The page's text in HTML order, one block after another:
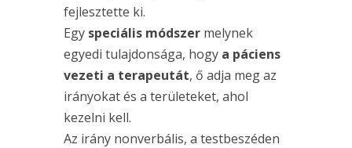
fejlesztette ki.
Egy speciális módszermelynek
egyedi tulajdonsága, hogy a páciens
vezeti a terapeutát, ő adja meg az
irányokat és a területeket, ahol
kezelni kell.
Az irány nonverbális, a testbeszéden